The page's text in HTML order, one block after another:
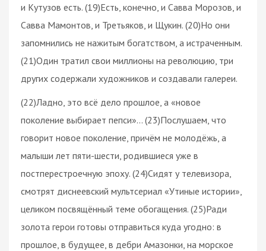
и Кутузов есть. (19)Есть, конечно, и Савва Морозов, и
Савва Мамонтов, и Третьяков, и Щукин. (20)Но они
запомнились не нажитым богатством, а истраченным.
(21)Один тратил свои миллионы на революцию, три
других содержали художников и создавали галереи.
(22)Ладно, это всё дело прошлое, а «новое
поколение выбирает пепси»… (23)Послушаем, что
говорит новое поколение, причём не молодёжь, а
малыши лет пяти-шести, родившиеся уже в
постперестроечную эпоху. (24)Сидят у телевизора,
смотрят диснеевский мультсериал «Утиные истории»,
целиком посвящённый теме обогащения. (25)Ради
золота герои готовы отправиться куда угодно: в
прошлое, в будущее, в дебри Амазонки, на морское